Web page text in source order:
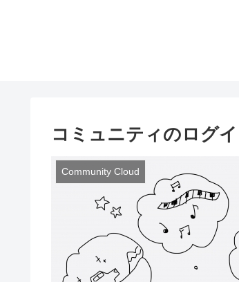
コミュニティのログ
Community Cloud